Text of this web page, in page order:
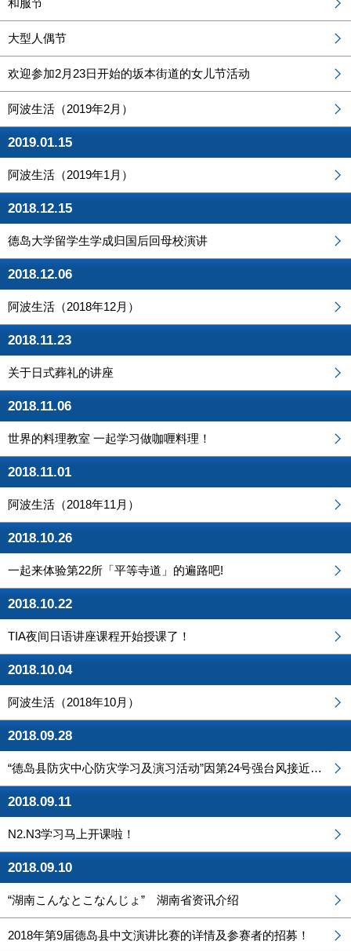
和服节
大型人偶节
欢迎参加2月23日开始的坂本街道的女儿节活动
阿波生活（2019年2月）
2019.01.15
阿波生活（2019年1月）
2018.12.15
德岛大学留学生学成归国后回母校演讲
2018.12.06
阿波生活（2018年12月）
2018.11.23
关于日式葬礼的讲座
2018.11.06
世界的料理教室 一起学习做咖喱料理！
2018.11.01
阿波生活（2018年11月）
2018.10.26
一起来体验第22所「平等寺道」的遍路吧!
2018.10.22
TIA夜间日语讲座课程开始授课了！
2018.10.04
阿波生活（2018年10月）
2018.09.28
“德岛县防灾中心防灾学习及演习活动”因第24号强台风接近而延期举办的通知
2018.09.11
N2.N3学习马上开课啦！
2018.09.10
“湖南こんなとこなんじょ” 湖南省资讯介绍
2018年第9届德岛县中文演讲比赛的详情及参赛者的招募！